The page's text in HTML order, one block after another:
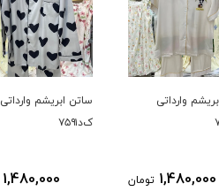
وارداتی
1,480,000 تومان
ساتن ابریشم وارداتی
ک‌د۷۵۹۱
1,480,000